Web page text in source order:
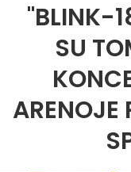
"BLINK-
SU
ARENOJE